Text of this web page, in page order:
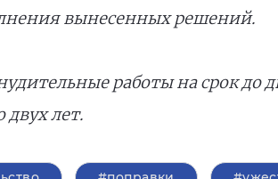
вынесенных решений.
работы на срок до
двух лет.